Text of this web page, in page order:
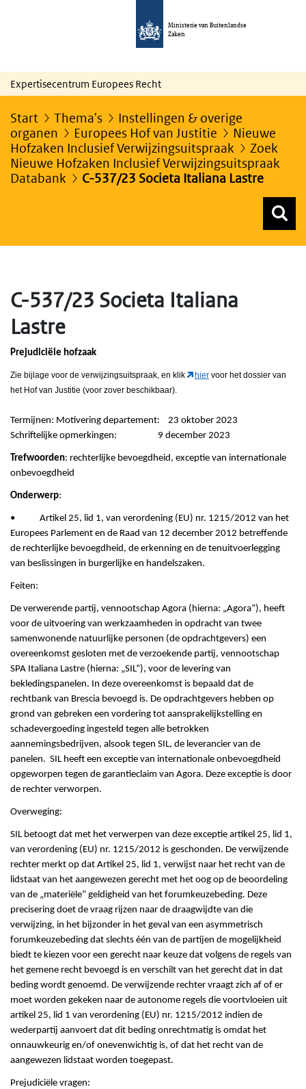
Ministerie van Buitenlandse
Zaken
Expertisecentrum Europees Recht
Start Thema's
Instellingen & overige
organen
Europees Hof van Justitie
Nieuwe
Hofzaken Inclusief Verwijzingsuitspraak
Zoek
Nieuwe Hofzaken Inclusief Verwijzingsuitspraak
Databank
C-537/23 Societa Italiana Lastre
C-537/23 Societa Italiana
Lastre
Prejudiciële hofzaak
Zie bijlage voor de verwijzingsuitspraak, en klik hier voor het dossier van
het Hof van Justitie (voor zover beschikbaar).
Termijnen: Motivering departement: 23 oktober 2023
Schriftelijke opmerkingen: 9 december 2023
Trefwoorden: rechterlijke bevoegdheid, exceptie van internationale
onbevoegdheid
Onderwerp:
• Artikel 25, lid 1, van verordening (EU) nr. 1215/2012 van het
Europees Parlement en de Raad van 12 december 2012 betreffende
de rechterlijke bevoegdheid, de erkenning en de tenuitvoerlegging
van beslissingen in burgerlijke en handelszaken.
Feiten:
De verwerende partij, vennootschap Agora (hierna: „Agora”), heeft
voor de uitvoering van werkzaamheden in opdracht van twee
samenwonende natuurlijke personen (de opdrachtgevers) een
overeenkomst gesloten met de verzoekende partij, vennootschap
SPA Italiana Lastre (hierna: „SIL”), voor de levering van
bekledingspanelen. In deze overeenkomst is bepaald dat de
rechtbank van Brescia bevoegd is. De opdrachtgevers hebben op
grond van gebreken een vordering tot aansprakelijkstelling en
schadevergoeding ingesteld tegen alle betrokken
aannemingsbedrijven, alsook tegen SIL, de leverancier van de
panelen. SIL heeft een exceptie van internationale onbevoegdheid
opgeworpen tegen de garantieclaim van Agora. Deze exceptie is door
de rechter verworpen.
Overweging:
SIL betoogt dat met het verwerpen van deze exceptie artikel 25, lid 1,
van verordening (EU) nr. 1215/2012 is geschonden. De verwijzende
rechter merkt op dat Artikel 25, lid 1, verwijst naar het recht van de
lidstaat van het aangewezen gerecht met het oog op de beoordeling
van de „materiële” geldigheid van het forumkeuzebeding. Deze
precisering doet de vraag rijzen naar de draagwijdte van die
verwijzing, in het bijzonder in het geval van een asymmetrisch
forumkeuzebeding dat slechts één van de partijen de mogelijkheid
biedt te kiezen voor een gerecht naar keuze dat volgens de regels van
het gemene recht bevoegd is en verschilt van het gerecht dat in dat
beding wordt genoemd. De verwijzende rechter vraagt zich af of er
moet worden gekeken naar de autonome regels die voortvloeien uit
artikel 25, lid 1 van verordening (EU) nr. 1215/2012 indien de
wederpartij aanvoert dat dit beding onrechtmatig is omdat het
onnauwkeurig en/of onevenwichtig is, of dat het recht van de
aangewezen lidstaat worden toegepast.
Prejudiciële vragen: